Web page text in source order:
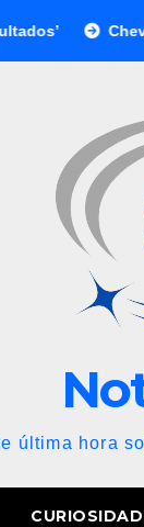
Chevron
última hora